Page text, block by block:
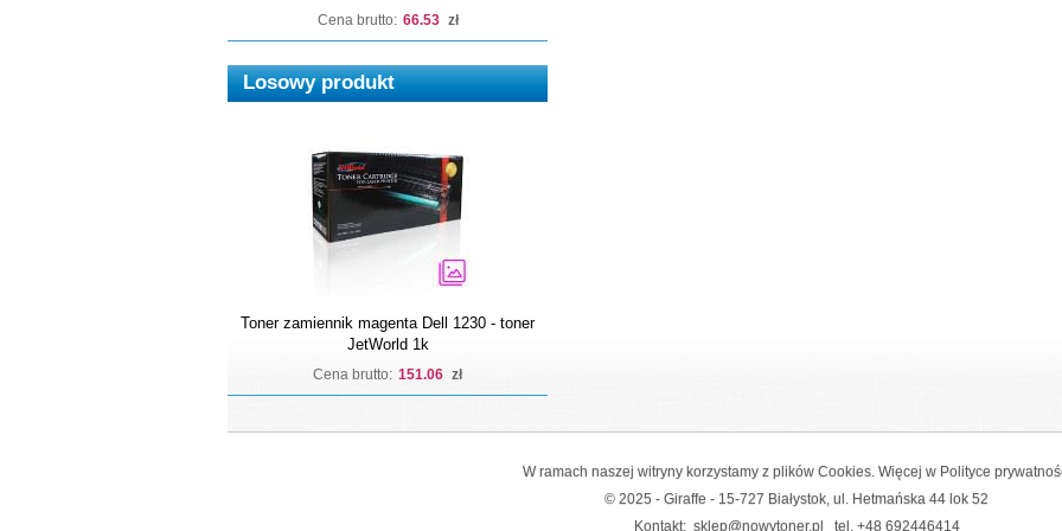
Cena brutto: 66.53 zł
Losowy produkt
Toner zamiennik magenta Dell 1230 - toner
JetWorld 1k
Cena brutto: 151.06 zł
W ramach naszej witryny korzystamy z plików Cookies. Więcej w Polityce
© 2025 - Giraffe - 15-727 Białystok, ul. Hetmańska 44 lok 52
Kontakt: sklep@nowytoner.pl tel. +48 692446414